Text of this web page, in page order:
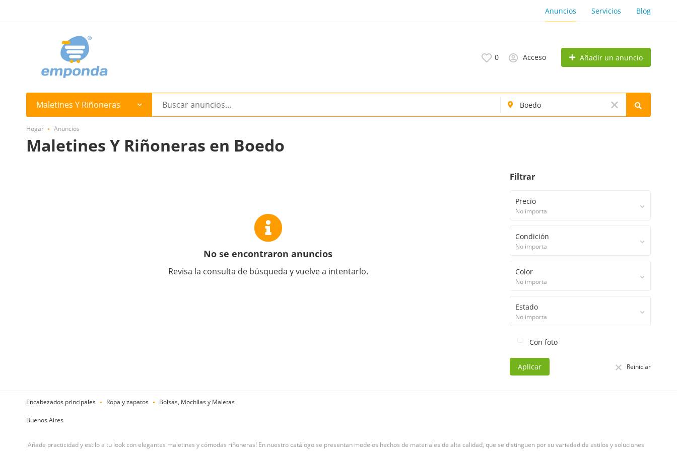
Anuncios Servicios Blog
0 Acceso Añadir un anuncio
Maletines Y Riñoneras
Hogar Anuncios
Maletines Y Riñoneras en Boedo
No se encontraron anuncios
Revisa la consulta de búsqueda y vuelve a intentarlo.
Filtrar
Precio
No importa
Condición
No importa
Color
No importa
Estado
No importa
Con foto
Aplicar Reiniciar
Encabezados principales Ropa y zapatos Bolsas, Mochilas y Maletas
Buenos Aires
¡Añade practicidad y estilo a tu look con elegantes maletines y cómodas riñoneras! En nuestro catálogo se presentan modelos hechos de materiales de alta calidad, que se distinguen por su variedad de estilos y soluciones